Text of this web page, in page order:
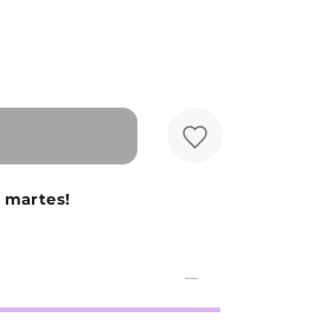
martes!